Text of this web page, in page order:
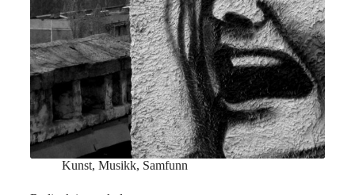
Kunst, Musikk, Samfunn